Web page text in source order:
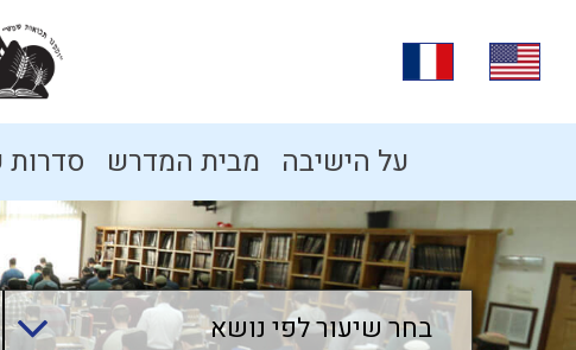
על הישיבה מבית המדרש סדרות
בחר שיעור לפי נושא
בחר שיעור לפי נושא